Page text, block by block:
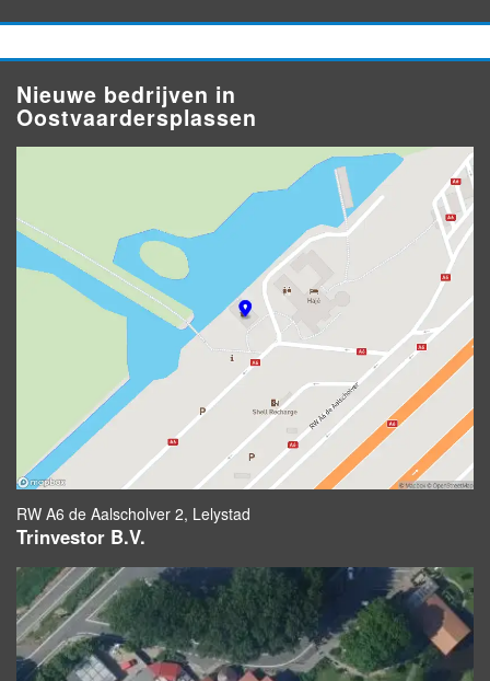
Nieuwe bedrijven in
Oostvaardersplassen
RW A6 de Aalscholver 2, Lelystad
Trinvestor B.V.